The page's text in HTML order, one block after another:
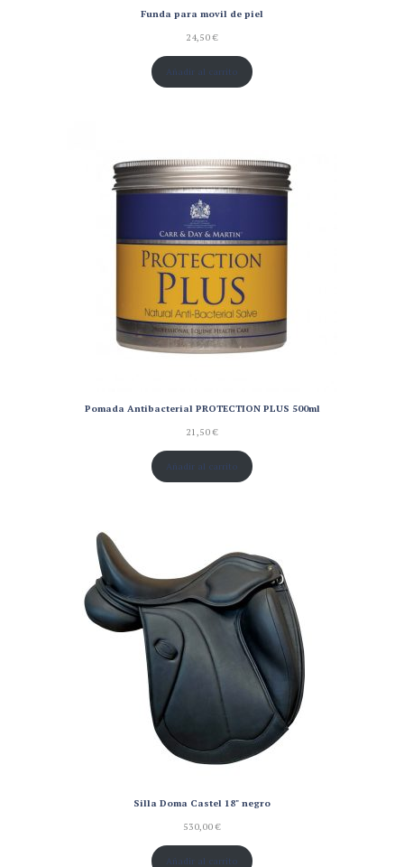
Funda para movil de piel
24,50€
Añadir al carrito
Pomada Antibacterial PROTECTION PLUS 500ml
21,50€
Añadir al carrito
Silla Doma Castel 18" negro
530,00€
Añadir al carrito